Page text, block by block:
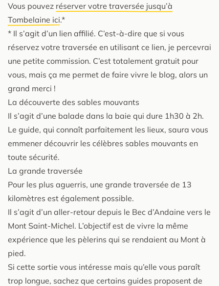
Vous pouvez réserver votre traversée jusqu’à
Tombelaine ici.*
* Il s’agit d’un lien affilié. C’est-à-dire que si vous
réservez votre traversée en utilisant ce lien, je percevrai
une petite commission. C’est totalement gratuit pour
vous, mais ça me permet de faire vivre le blog, alors un
grand merci !
La découverte des sables mouvants
Il s’agit d’une balade dans la baie qui dure 1h30 à 2h.
Le guide, qui connaît parfaitement les lieux, saura vous
emmener découvrir les célèbres sables mouvants en
toute sécurité.
La grande traversée
Pour les plus aguerris, une grande traversée de 13
kilomètres est également possible.
Il s’agit d’un aller-retour depuis le Bec d’Andaine vers le
Mont Saint-Michel. L’objectif est de vivre la même
expérience que les pèlerins qui se rendaient au Mont à
pied.
Si cette sortie vous intéresse mais qu’elle vous paraît
trop longue, sachez que certains guides proposent de